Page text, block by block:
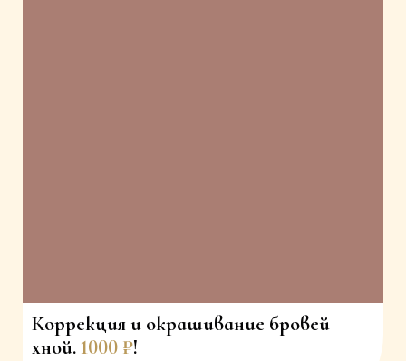
Коррекция и окрашивание бровей
хной. 1000 ₽!